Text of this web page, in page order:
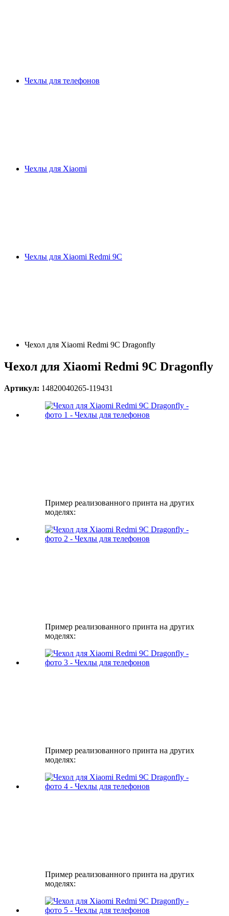
Чехлы для телефонов
Чехлы для Xiaomi
Чехлы для Xiaomi Redmi 9C
Чехол для Xiaomi Redmi 9C Dragonfly
Чехол для Xiaomi Redmi 9C Dragonfly
Артикул: 14820040265-119431
Пример реализованного принта на других
моделях:
Пример реализованного принта на других
моделях:
Пример реализованного принта на других
моделях:
Пример реализованного принта на других
моделях: